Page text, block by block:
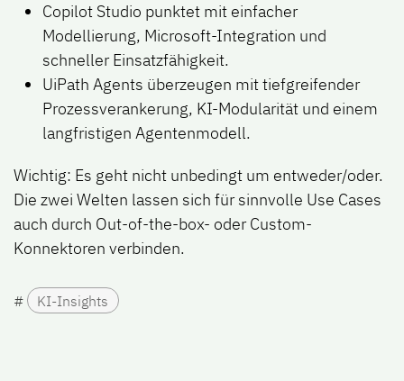
Copilot Studio punktet mit einfacher
Modellierung, Microsoft-Integration und
schneller Einsatzfähigkeit.
UiPath Agents überzeugen mit tiefgreifender
Prozessverankerung, KI-Modularität und einem
langfristigen Agentenmodell.
Wichtig: Es geht nicht unbedingt um entweder/oder.
Die zwei Welten lassen sich für sinnvolle Use Cases
auch durch Out-of-the-box- oder Custom-
Konnektoren verbinden.
# KI-Insights